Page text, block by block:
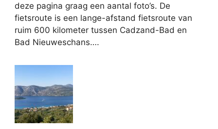
deze pagina graag een aantal foto’s. De
fietsroute is een lange-afstand fietsroute van
ruim 600 kilometer tussen Cadzand-Bad en
Bad Nieuweschans….